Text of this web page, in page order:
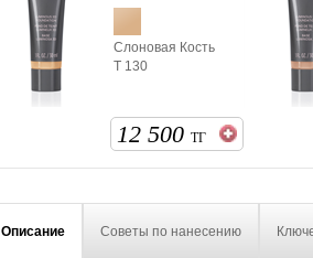
Слоновая Кость
Т 130
12 500 ТГ
Описание Советы по нанесению